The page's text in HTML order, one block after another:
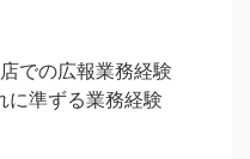
での広報業務経験
に準ずる業務経験